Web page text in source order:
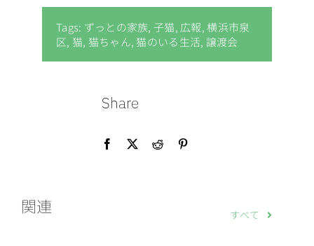
Tags: ずっとの家族,子猫, 広報,横浜市泉
区, 猫, 猫ちゃん, 猫のいる生活, 譲渡会
Share
関連 すべて